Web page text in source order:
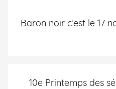
Baron noir c’est le 17
10e Printemps des